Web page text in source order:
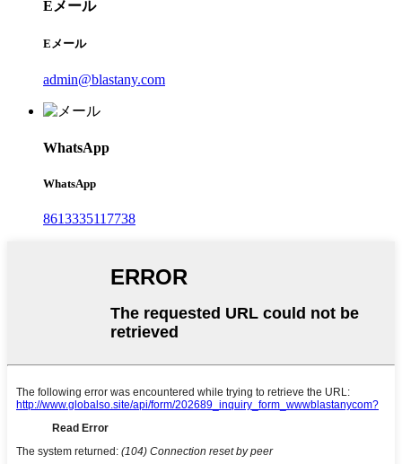
Eメール
Eメール
admin@blastany.com
WhatsApp
WhatsApp
8613335117738